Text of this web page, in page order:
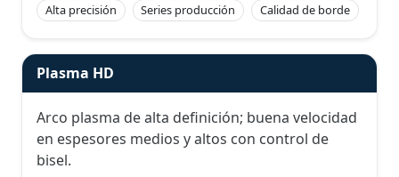
Alta precisión Series producción Calidad de borde
Plasma HD
Arco plasma de alta definición; buena velocidad
en espesores medios y altos con control de
bisel.